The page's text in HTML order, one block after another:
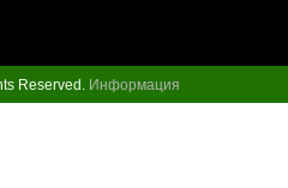
Reserved. Информация